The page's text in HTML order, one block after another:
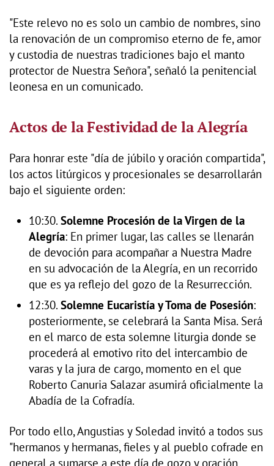
"Este relevo no es solo un cambio de nombres, sino
la renovación de un compromiso eterno de fe, amor
y custodia de nuestras tradiciones bajo el manto
protector de Nuestra Señora", señaló la penitencial
leonesa en un comunicado.
Actos de la Festividad de la Alegría
Para honrar este "día de júbilo y oración compartida",
los actos litúrgicos y procesionales se desarrollarán
bajo el siguiente orden:
10:30. Solemne Procesión de la Virgen de la
Alegría: En primer lugar, las calles se llenarán
de devoción para acompañar a Nuestra Madre
en su advocación de la Alegría, en un recorrido
que es ya reflejo del gozo de la Resurrección.
12:30. Solemne Eucaristía y Toma de Posesión:
posteriormente, se celebrará la Santa Misa. Será
en el marco de esta solemne liturgia donde se
procederá al emotivo rito del intercambio de
varas y la jura de cargo, momento en el que
Roberto Canuria Salazar asumirá oficialmente la
Abadía de la Cofradía.
Por todo ello, Angustias y Soledad invitó a todos sus
"hermanos y hermanas, fieles y al pueblo cofrade en
general a sumarse a este día de gozo y oración,